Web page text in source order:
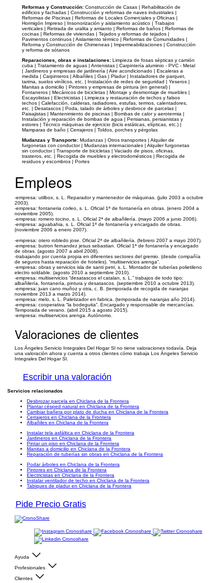
Reformas y Construcción: Construcción de Casas | Rehabilitación de
edificios y fachadas | Construcción y reformas de naves industriales |
Reformas de Piscinas | Reformas de Locales Comerciales y Oficinas |
Hormigón Impreso | Insonorización y aislamiento acústico | Trabajos
verticales | Retirada de uralita y amianto | Reformas de baños | Reformas de
cocinas | Reformas de viviendas | Tejados y reformas de tejados |
Pavimentos continuos | Aislamiento térmico | Reformas de Comunidades |
Reforma y Construcción de Chimeneas | Impermeabilizaciones | Construcción
y reforma de sótanos
Reparaciones, obras e instalaciones: Limpieza de fosas sépticas y camión
cuba | Tratamiento de aguas | Antenistas | Carpintería aluminio - PVC - Metal
| Jardineros y empresas de jardinería | Aire acondicionado | Escaleras a
medida | Carpinteros | Albañiles | Gas | Pladur | Instaladores de parquet,
tarima, suelos vinílicos, etc. | Instalación de redes de seguridad | Yeseros |
Manitas a domicilio | Pintores y empresas de pintura (en general) |
Fontaneros | Mecánicos de bicicletas | Montaje y desmontaje de muebles |
Escayolistas | Electricistas | Limpieza y restauración de techos y falsos
techos | Calefacción, calderas, radiadores, estufas, termos, calentadores,
etc. | Desatascos | Poda, talado de árboles y desbroce de parcelas |
Paisajistas | Mantenimiento de piscinas | Bombas de calor y aerotermia |
Instalación y reparación de bombas de agua | Persianas, persianistas y
estores | Técnico máquinas de ejercicio (bicis estáticas, elípticas, etc.) |
Mamparas de baño | Cerrajeros | Toldos, porches y pérgolas
Mudanzas y Transporte: Mudanzas | Otros transportes | Alquiler de
furgonetas con conductor | Mudanzas internacionales | Alquiler furgonetas
sin conductor | Transporte de bicicletas | Vaciado de pisos, oficinas,
trasteros, etc. | Recogida de muebles y electrodomésticos | Recogida de
residuos y escombros | Portes
Empleos
-empresa: utilbox, s. L. Reparador y mantenedor de máquinas. (julio 2003 a octubre
2003).
-empresa: fontaneria corleo, s. L. Oficial 1ª de fontanería en obras. (enero 2004 a
noviembre 2005).
-empresa: romero tocino, s. L. Oficial 2ª de albañilería. (mayo 2006 a junio 2006).
-empresa: aguabahia, s. L. Oficial 1ª de fontanería y encargado de obras.
(noviembre 2006 a enero 2007).
-empresa: otero robledo jose. Oficial 2ª de albañilería. (febrero 2007 a mayo 2007).
-empresa: butron fernandez jesus sebastian. Oficial 1ª de fontanería y encargado
de obras. (agosto 2007 a abril 2008).
-trabajando por cuenta propia en diferentes sectores del gremio. (desde compañía
de seguros hasta reparación de hoteles). “multiservicios arenga”.
-empresa: obras y servicios isla de santi petri, s. L. Montador de tuberías polietileno
electro soldable. (agosto 2010 a septiembre 2010).
-empresa: multiservicios “desatascos el catalan, s. L.” trabajos de todo tipo:
albañilería, fontanería, pintura y desatascos. (septiembre 2010 a octubre 2013).
-empresa: juan cano muñoz y otra, c. B. (temporada de recogida de naranjas
noviembre 2013 a marzo 2014).
-empresa: melo, s. L. Paletizador en fabrica. (temporada de naranjas año 2014).
-empresa: cooperativa “la bodeguita”. Encargado y responsable de mercancías.
Temporada de verano. (abril 2015 a agosto 2015).
-empresa: multiservicios arenga. Autónomo.
Valoraciones de clientes
Los Ángeles Servicio Integrales Del Hogar Sl no tiene valoraciones todavía. Deja
una valoración ahora y cuenta a otros clientes cómo trabaja Los Ángeles Servicio
Integrales Del Hogar Sl.
Escribir una valoración
Servicios relacionados
Desbrozar parcela en Chiclana de la Frontera
Plantar césped natural en Chiclana de la Frontera
Cambiar bañera por plato de ducha en Chiclana de la Frontera
Cerrajeros en Chiclana de la Frontera
Albañiles en Chiclana de la Frontera
Instalar tela asfáltica en Chiclana de la Frontera
Jardineros en Chiclana de la Frontera
Pintar un piso en Chiclana de la Frontera
Manitas a domicilio en Chiclana de la Frontera
Reparación de tuberías sin obras en Chiclana de la Frontera
Podar árboles en Chiclana de la Frontera
Pintores en Chiclana de la Frontera
Electricistas en Chiclana de la Frontera
Instalar ventilador de techo en Chiclana de la Frontera
Tabiques de pladur en Chiclana de la Frontera
Pide Precio Gratis
Ayuda
Profesionales
Clientes